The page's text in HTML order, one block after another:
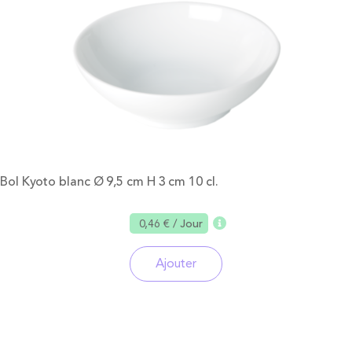
Bol Kyoto blanc Ø 9,5 cm H 3 cm 10 cl.
0,46 €/ Jour
Ajouter